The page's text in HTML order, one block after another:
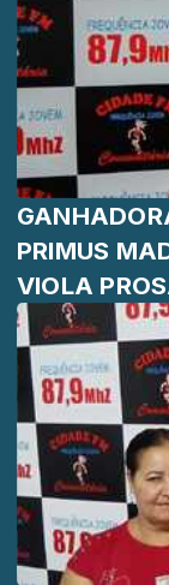
PRIMUS
VIOLA